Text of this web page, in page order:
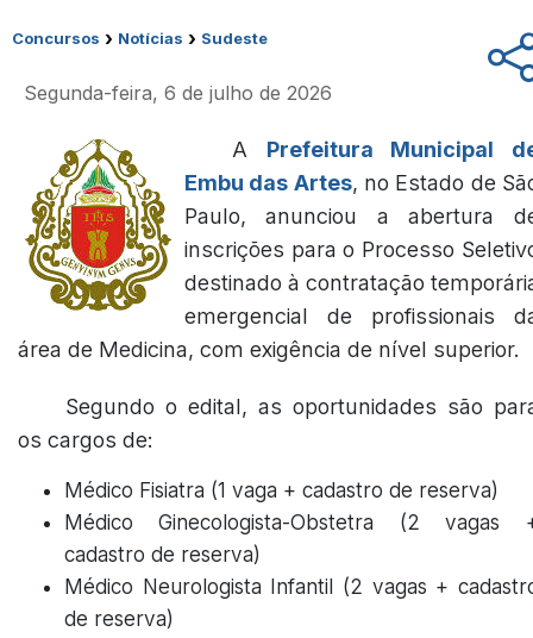
Concursos › Notícias › Sudeste
Segunda-feira, 6 de julho de 2026
A Prefeitura Municipal
Embu das Artes, no Estado de
Paulo, anunciou a abertura
inscrições para o Processo
destinado à contratação
emergencial de profissionais
área de Medicina, com exigência de nível superior.
Segundo o edital, as oportunidades são
os cargos de:
Médico Fisiatra (1 vaga + cadastro de reserva)
Médico Ginecologista-Obstetra (2 vagas
cadastro de reserva)
Médico Neurologista Infantil (2 vagas +
de reserva)